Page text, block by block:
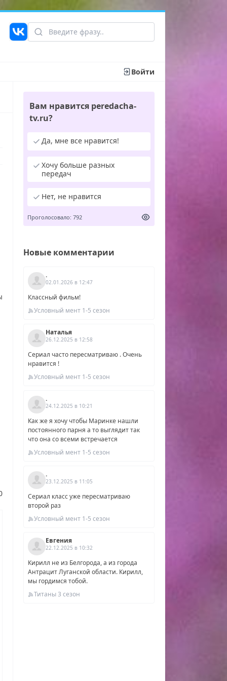
Войти
Вам нравится peredacha-
tv.ru?
Да, мне все нравится!
Хочу больше разных
передач
Нет, не нравится
Проголосовало: 792
Новые комментарии
.
02.01.2026 в 12:47
Классный фильм!
Условный мент 1-5 сезон
Наталья
26.12.2025 в 12:58
Сериал часто пересматриваю . Очень
нравится !
Условный мент 1-5 сезон
.
24.12.2025 в 10:21
Как же я хочу чтобы Маринке нашли
постоянного парня а то выглядит так
что она со всеми встречается
Условный мент 1-5 сезон
.
23.12.2025 в 11:05
Сериал класс уже пересматриваю
второй раз
Условный мент 1-5 сезон
Евгения
22.12.2025 в 10:32
Кирилл не из Белгорода, а из города
Антрацит Луганской области. Кирилл,
мы гордимся тобой.
Титаны 3 сезон